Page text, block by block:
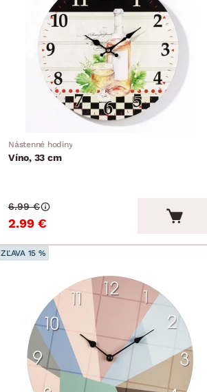
Nástenné hodiny
Víno, 33 cm
2.99 €
6.99 €
ZĽAVA 15 %